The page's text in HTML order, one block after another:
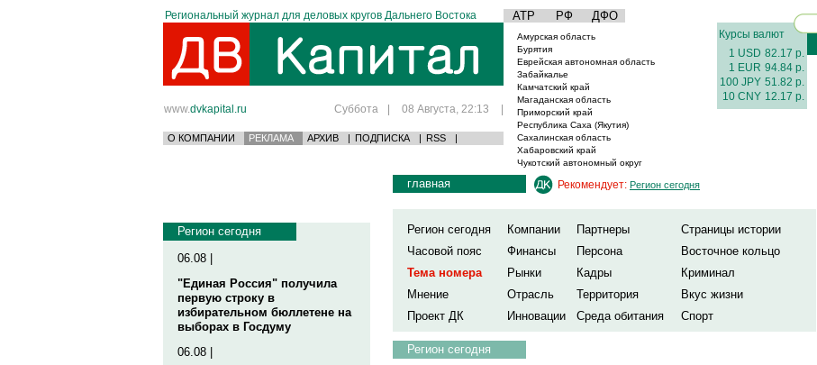
Региональный журнал для деловых кругов Дальнего Востока АТР РФ ДФО
www.dvkapital.ru Суббота | 08 Августа, 22:13 |
О КОМПАНИИ РЕКЛАМА АРХИВ | ПОДПИСКА | RSS |
Амурская область
Бурятия
Еврейская автономная область
Забайкалье
Камчатский край
Магаданская область
Приморский край
Республика Саха (Якутия)
Сахалинская область
Хабаровский край
Чукотский автономный округ
Курсы валют
1 USD 82.17 р.
1 EUR 94.84 р.
100 JPY 51.82 р.
10 CNY 12.17 р.
Регион сегодня
06.08 |
"Единая Россия" получила
первую строку в
избирательном бюллетене на
выборах в Госдуму
06.08 |
главная Рекомендует: Регион сегодня
Регион сегодня Компании Партнеры
Страницы истории
Часовой пояс
Финансы Персона
Восточное кольцо
Тема номера
Рынки Кадры
Криминал
Мнение
Отрасль Территория
Вкус жизни
Проект ДК
Инновации Среда обитания Спорт
Регион сегодня